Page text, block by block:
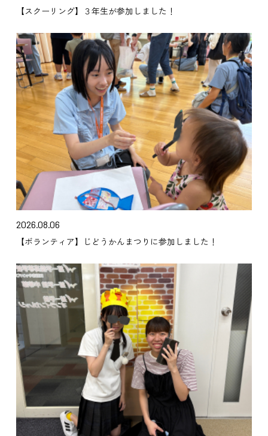
【スクーリング】３年生が参加しました！
2026.08.06
【ボランティア】じどうかんまつりに参加しました！